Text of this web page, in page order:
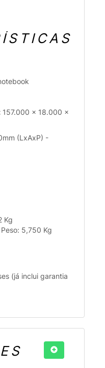
157.000 x 18.000 x
(LxAxP) -
Kg
5,750 Kg
(já inclui garantia